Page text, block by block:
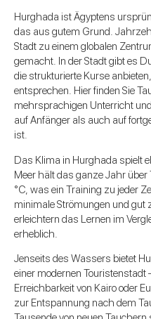
Hurghada ist Ägyptens
das aus gutem Grund.
Stadt zu einem globalen
gemacht. In der Stadt gibt es
die strukturierte Kurse
entsprechen. Hier finden Sie
mehrsprachigen Unterricht
auf Anfänger als auch auf
ist.
Das Klima in Hurghada spielt
Meer hält das ganze Jahr
°C, was ein Training zu jeder
minimale Strömungen und gut
erleichtern das Lernen im
erheblich.
Jenseits des Wassers bietet
einer modernen
Erreichbarkeit von Kairo oder
zur Entspannung nach dem